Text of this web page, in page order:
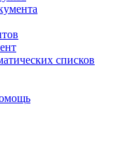
списков